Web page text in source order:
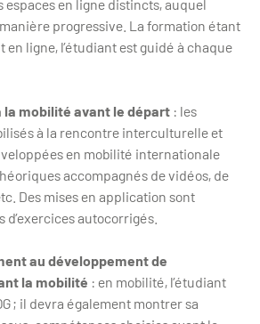
en ligne distincts, auquel
progressive. La formation étant
en ligne, l’étudiant est guidé à chaque
la mobilité avant le départ : les
à la rencontre interculturelle et
en mobilité internationale
accompagnés de vidéos, de
Des mises en application sont
d’exercices autocorrigés.
au développement de
la mobilité : en mobilité, l’étudiant
; il devra également montrer sa